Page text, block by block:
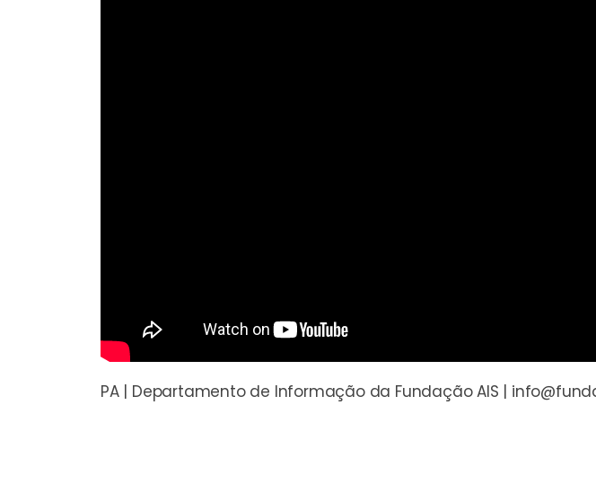
PA | Departamento de Informação da Fundação AIS |